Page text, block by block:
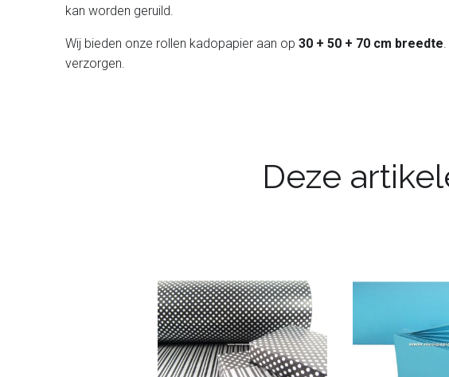
kan worden geruild.
Wij bieden onze rollen kadopapier aan op 30 + 50 + 70 cm breedte
verzorgen.
Deze